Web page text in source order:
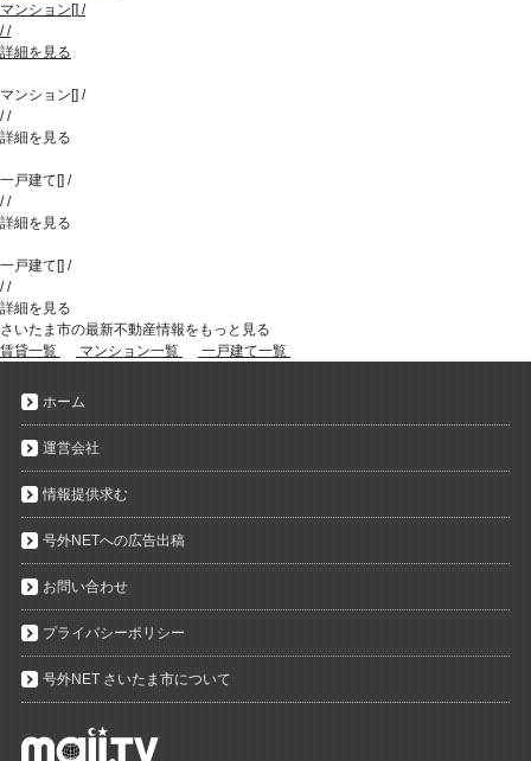
マンション [] /
//
詳細を見る
マンション [] /
//
詳細を見る
一戸建て [] /
//
詳細を見る
一戸建て [] /
//
詳細を見る
さいたま市の最新不動産情報をもっと見る
賃貸一覧
マンション一覧 一戸建て一覧
ホーム
運営会社
情報提供求む
号外NETへの広告出稿
お問い合わせ
プライバシーポリシー
号外NET さいたま市について